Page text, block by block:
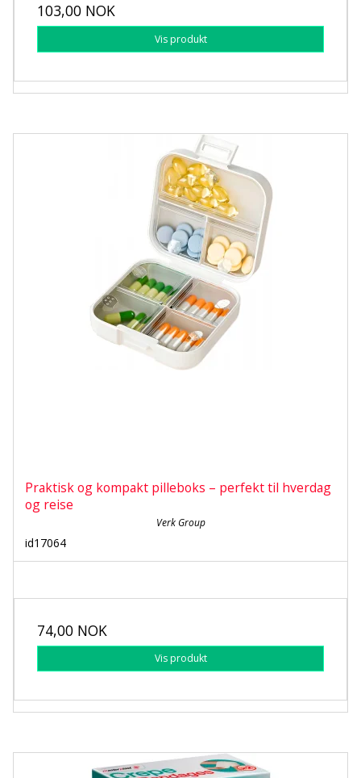
103,00 NOK
Vis produkt
Praktisk og kompakt pilleboks – perfekt til hverdag
og reise
Verk Group
id17064
74,00 NOK
Vis produkt